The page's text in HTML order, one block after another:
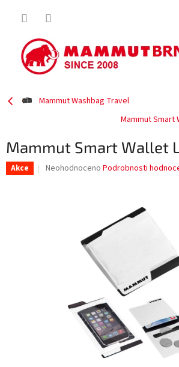
Mammut Washbag Travel
Mammut Smart
Mammut Smart Wallet
Akce
Průměrné
hvězdiček.
Neohodnoceno Podrobnosti